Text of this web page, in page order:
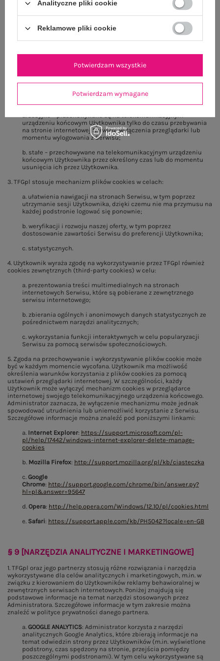
§ 8. [PLIKI COOKIES]
informacja umieszczana na żądanie naszego serwera (first-party
cookies) na telekomunikacyjnym urządzeniu końcowym (np.
komputerze, smartfonie, itp.) Użytkownika podczas odwiedzin
tego urządzenia. Stosowanie plików cookies ma na celu poprawne
działanie Serwisu na telekomunikacyjnych urządzeniach końcowych
Użytkowników; mechanizm ten nie powoduje zmian konfiguracyjnych
w urządzeniach Użytkowników ani w oprogramowaniu zainstalowanym
na tych urządzeniach.
a. sesyjne – przechowywane są na telekomunikacyjnym
urządzeniu końcowym Użytkownika tylko do czasu przebywania
na stronie internetowej Serwisu, wyłączenia przeglądarki lub
momentu wylogowania z Serwisu;
b. stałe – przechowywane na telekomunikacyjnym urządzeniu
końcowym Użytkownika przez określony czas lub do momentu
usunięcia ich przez Użytkownika.
3. TFGpl stosuje mechanizm plików cookies w celach:
a. ułatwienia nawigacji na stronach Serwisu, w tym poprzez
utrzymanie sesji Użytkownika, dzięki czemu nie ma przymusu na
każdej podstronie logować się ponownie;
b. weryfikacji i rozwoju naszej oferty, w tym poprzez
dostosowanie zawartości Serwisu do preferencji Użytkownika;
c. statystycznych.
4. Użytkownik wyraża zgodę na wykorzystywanie przez TFGpl również
cookies zewnętrznych (third-party cookies) w celu:
a. prezentowania treści multimedialnych na stronach
internetowych Serwisu, które są pobierane z zewnętrznego
serwisu internetowego;
b. zbierania ogólnych i anonimowych danych statystycznych ze
pośrednictwem narzędzi analitycznych;
c. wykorzystania funkcji interaktywnych w celu popularyzacji
Serwisu za pomocą serwisów społecznościowych.
5. Zgoda na przechowywanie i wykorzystywanie plików cookie może
być w każdym momencie wycofana. Użytkownik ma możliwość
określenia warunków korzystania z plików cookies za pomocą
ustawień przeglądarki internetowej. W szczególności, każdy
Użytkownik może wyłączyć mechanizm cookies w przeglądarce
internetowej swojego telekomunikacyjnego urządzenia końcowego.
Administrator zaznacza, że wyłączenie mechanizmu może jednak
spowodować utrudnienia lub uniemożliwić korzystanie z Serwisu.
Szczegółowe informacje można znaleźć pod poniższymi linkami:
a. Internet Explorer: https://support.microsoft.com/pl-
pl/help/17442/windows-internet-explorer-delete-manage-
cookies
b. Mozilla Firefox: http://support.mozilla.org/pl/kb/ciasteczka
c. Google
Chrome: http://support.google.com/chrome/bin/answer.py?
hl=pl&answer=95647
d. Opera: http://help.opera.com/Windows/12.10/pl/cookies.html
e. Safari: https://support.apple.com/kb/PH5042?locale=en-GB
§ 9 [NARZĘDZIA ANALITYCZNE I MARKETINGOWE]
1. TFGpl oraz jego partnerzy stosują różne rozwiązania i narzędzia
wykorzystywane dla celów analitycznych i marketingowych, m.in. w
związku z kierowaniem do Użytkowników reklamy behawioralnej w
zewnętrznych serwisach internetowych. Poniżej znajdują się
podstawowe informacje na temat narzędzi stosowanych przez
Administratora. Szczegółowe informacje w tym zakresie można
znaleźć w polityce prywatności danego partnera.
a. GOOGLE ANALYTICS: Administrator korzysta z narzędzi
analitycznych Google Analytics, które zbierają informacje na
temat odwiedzin strony przez Użytkowników (m.in. wyświetlone
podstrony, czas spędzony na stronie, przejścia pomiędzy
poszczególnymi podstronami). W tym celu wykorzystywane są
Analityczne pliki cookie
Reklamowe pliki cookie
Potwierdzam wymagane
Potwierdzam wszystkie